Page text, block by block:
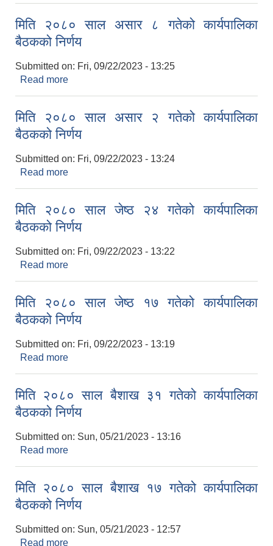
मिति २०८० साल असार ८ गतेको कार्यपालिका
बैठकको निर्णय
Submitted on: Fri, 09/22/2023 - 13:25
Read more
मिति २०८० साल असार २ गतेको कार्यपालिका
बैठकको निर्णय
Submitted on: Fri, 09/22/2023 - 13:24
Read more
मिति २०८० साल जेष्ठ २४ गतेको कार्यपालिका
बैठकको निर्णय
Submitted on: Fri, 09/22/2023 - 13:22
Read more
मिति २०८० साल जेष्ठ १७ गतेको कार्यपालिका
बैठकको निर्णय
Submitted on: Fri, 09/22/2023 - 13:19
Read more
मिति २०८० साल बैशाख ३१ गतेको कार्यपालिका
बैठकको निर्णय
Submitted on: Sun, 05/21/2023 - 13:16
Read more
मिति २०८० साल बैशाख १७ गतेको कार्यपालिका
बैठकको निर्णय
Submitted on: Sun, 05/21/2023 - 12:57
Read more